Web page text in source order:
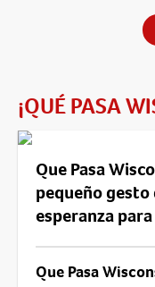
¡QUÉ PASA
Que Pasa
pequeño
esperanza
Que Pasa